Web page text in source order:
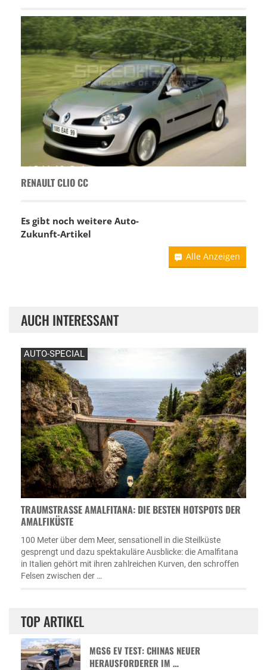
RENAULT CLIO CC
Es gibt noch weitere Auto-
Zukunft-Artikel
Alle Anzeigen
AUCH INTERESSANT
AUTO-SPECIAL
TRAUMSTRASSE AMALFITANA: DIE BESTEN HOTSPOTS DER A
MALFIKÜSTE
100 Meter über dem Meer, sensationell in die Steilküste
gesprengt und dazu spektakuläre Ausblicke: die Amalfitana
in Italien gehört mit ihren zahlreichen Kurven, den schroffen
Felsen zwischen der …
TOP ARTIKEL
MGS6 EV TEST: CHINAS NEUER
HERAUSFORDERER IM …